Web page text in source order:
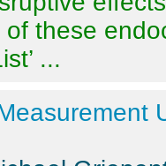
of these
...